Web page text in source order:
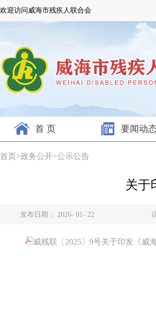
欢迎访问威海市残疾人联合会
首 页 要闻动态
首页>政务公开>公示公告
关于
发布日期： 2026- 01- 22
威残联〔2025〕9号关于印发《威